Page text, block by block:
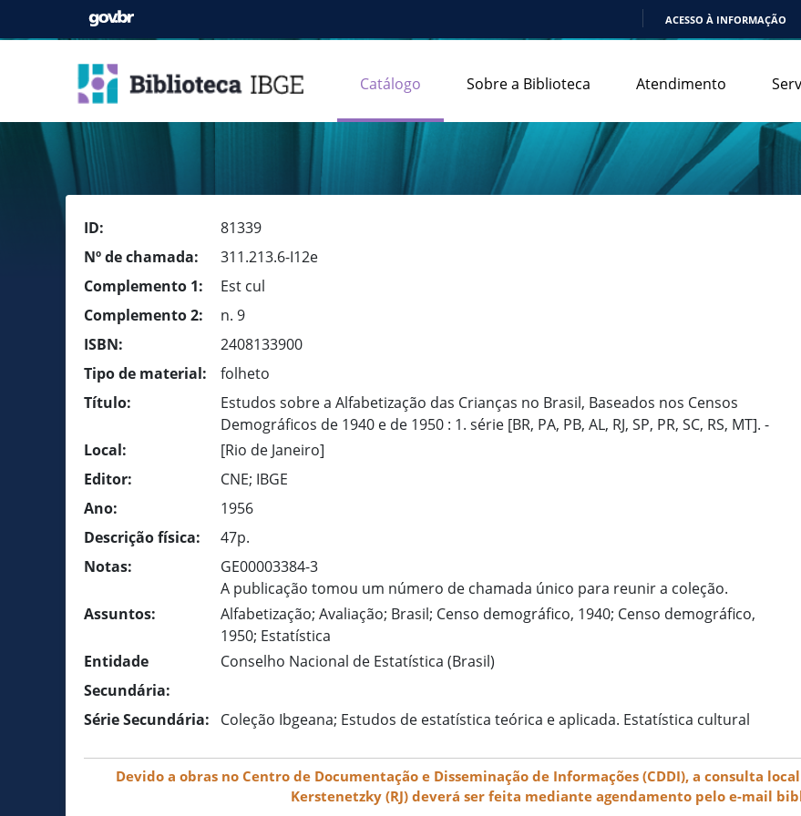
ACESSO À INFORMAÇÃO
Catálogo Sobre a Biblioteca Atendimento
ID:
81339
Nº de chamada:
311.213.6-I12e
Complemento 1:
Est cul
Complemento 2:
n. 9
ISBN:
2408133900
Tipo de material:
folheto
Título:
Estudos sobre a Alfabetização das Crianças no Brasil, Baseados nos Censos
Demográficos de 1940 e de 1950 : 1. série [BR, PA, PB, AL, RJ, SP, PR, SC, RS, MT]. -
Local:
[Rio de Janeiro]
Editor:
CNE; IBGE
Ano:
1956
Descrição física:
47p.
Notas:
GE00003384-3
A publicação tomou um número de chamada único para reunir a coleção.
Assuntos:
Alfabetização; Avaliação; Brasil; Censo demográfico, 1940; Censo demográfico,
1950; Estatística
Entidade
Secundária:
Conselho Nacional de Estatística (Brasil)
Série Secundária: Coleção Ibgeana; Estudos de estatística teórica e aplicada. Estatística cultural
Devido a obras no Centro de Documentação e Disseminação de Informações (CDDI), a consulta
Kerstenetzky (RJ) deverá ser feita mediante agendamento pelo e-mail